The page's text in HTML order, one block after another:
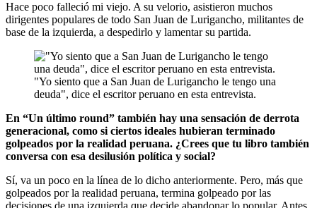
Hace poco falleció mi viejo. A su velorio, asistieron muchos
dirigentes populares de todo San Juan de Lurigancho, militantes de
base de la izquierda, a despedirlo y lamentar su partida.
"Yo siento que a San Juan de Lurigancho le tengo una
deuda", dice el escritor peruano en esta entrevista.
En “Un último round” también hay una sensación de derrota
generacional, como si ciertos ideales hubieran terminado
golpeados por la realidad peruana. ¿Crees que tu libro también
conversa con esa desilusión política y social?
Sí, va un poco en la línea de lo dicho anteriormente. Pero, más que
golpeados por la realidad peruana, termina golpeado por las